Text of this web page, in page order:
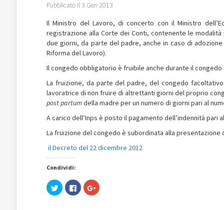
Pubblicato il 3 Gen 2013
Il Ministro del Lavoro, di concerto con il Ministro
registrazione alla Corte dei Conti, contenente le
due giorni, da parte del padre, anche in caso di
Riforma del Lavoro).
Il congedo obbligatorio è fruibile anche durante il
La fruizione, da parte del padre, del congedo
lavoratrice di non fruire di altrettanti giorni del proprio
post partumdella madre per un numero di giorni pari al
A carico dell’Inps è posto il pagamento dell’indennità pari
La fruizione del congedo è subordinata alla
il Decreto del 22 dicembre 2012
Condividi:
Fai
clic
Fai
clic
Fai
clic